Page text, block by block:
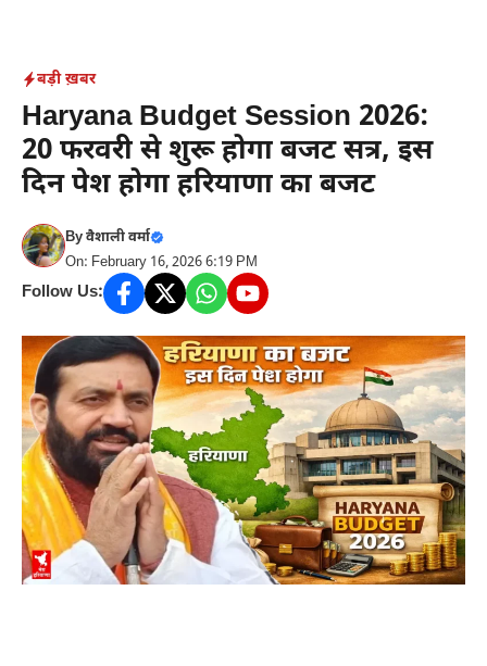
content
बड़ी ख़बर
Haryana Budget Session 2026:
20 फरवरी से शुरू होगा बजट सत्र, इस
दिन पेश होगा हरियाणा का बजट
Byवैशाली वर्मा
On: February 16, 2026 6:19 PM
Follow Us: